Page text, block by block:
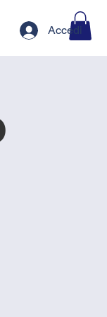
Accedi